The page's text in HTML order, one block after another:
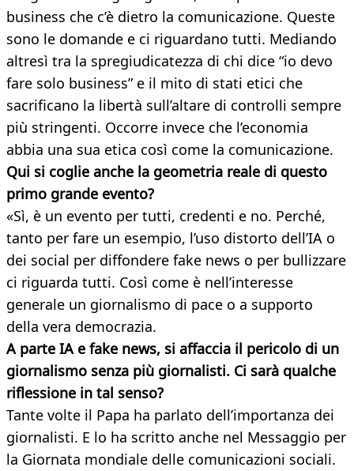
business che c’è dietro la comunicazione. Queste
sono le domande e ci riguardano tutti. Mediando
altresì tra la spregiudicatezza di chi dice “io devo
fare solo business” e il mito di stati etici che
sacrificano la libertà sull’altare di controlli sempre
più stringenti. Occorre invece che l’economia
abbia una sua etica così come la comunicazione.
Qui si coglie anche la geometria reale di questo
primo grande evento?
«Sì, è un evento per tutti, credenti e no. Perché,
tanto per fare un esempio, l’uso distorto dell’IA o
dei social per diffondere fake news o per bullizzare
ci riguarda tutti. Così come è nell’interesse
generale un giornalismo di pace o a supporto
della vera democrazia.
A parte IA e fake news, si affaccia il pericolo di un
giornalismo senza più giornalisti. Ci sarà qualche
riflessione in tal senso?
Tante volte il Papa ha parlato dell’importanza dei
giornalisti. E lo ha scritto anche nel Messaggio per
la Giornata mondiale delle comunicazioni sociali.